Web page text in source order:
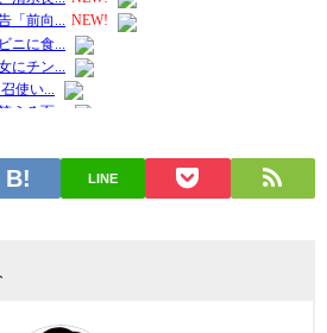
LINE